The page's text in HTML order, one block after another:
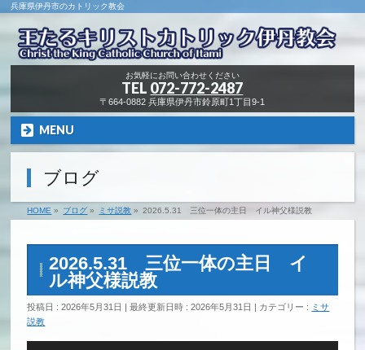
兵庫県伊丹市のカトリック教会
お気軽にお問い合わせください
TEL 072-772-2487
〒664-0882 兵庫県伊丹市鈴原町1丁目9-1
MENU
ブログ
HOME » ブログ » ミサ説教 » 2026.5.31 三位一体の主日 イル神父様説教
2026.5.31 三位一体の主日 イ
ル神父様説教
投稿日 : 2026年5月31日 最終更新日時 : 2026年5月31日 カテゴリー : ミサ
説教